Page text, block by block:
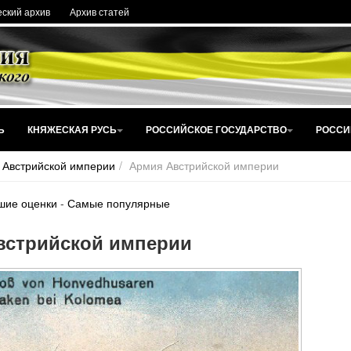
архив Архив статей
КНЯЖЕСКАЯ РУСЬ РОССИЙСКОЕ ГОСУДАРСТВО
империи Армия Австрийской империи
оценки -Самые популярные
империи